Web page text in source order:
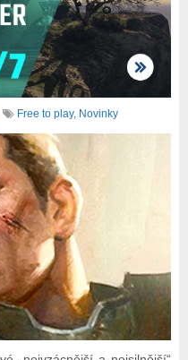
Free to play, Novinky